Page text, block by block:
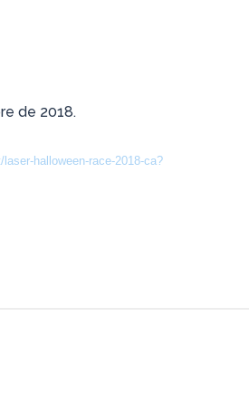
de 2018.
halloween-race-2018-ca?